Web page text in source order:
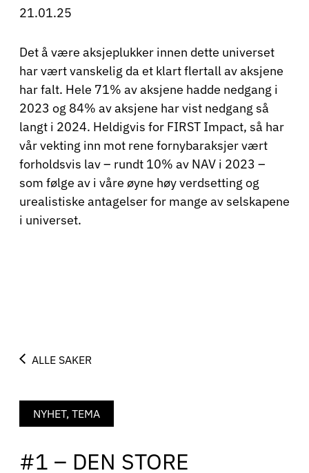
21.01.25
Det å være aksjeplukker innen dette universet
har vært vanskelig da et klart flertall av aksjene
har falt. Hele 71% av aksjene hadde nedgang i
2023 og 84% av aksjene har vist nedgang så
langt i 2024. Heldigvis for FIRST Impact, så har
vår vekting inn mot rene fornybaraksjer vært
forholdsvis lav – rundt 10% av NAV i 2023 –
som følge av i våre øyne høy verdsetting og
urealistiske antagelser for mange av selskapene
i universet.
ALLE SAKER
NYHET, TEMA
#1 – DEN STORE